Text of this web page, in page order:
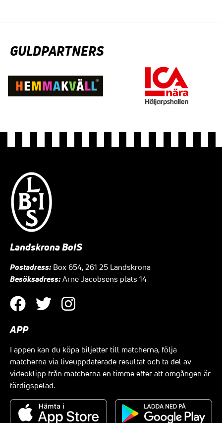
GULDPARTNERS
Landskrona BoIS
Postadress: Box 654, 261 25 Landskrona
Besöksadress: Arne Jacobsens plats 14
APP
I appen kan du köpa biljetter till matcherna, följa
matcherna via liveuppdaterade resultat och ta del av
videoklipp från matcherna en timme efter att omgången är
färdigspelad.